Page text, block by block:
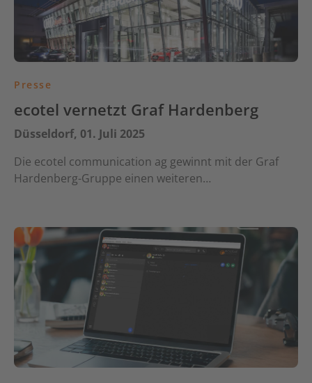
Presse
ecotel vernetzt Graf Hardenberg
Düsseldorf, 01. Juli 2025
Die ecotel communication ag gewinnt mit der Graf
Hardenberg-Gruppe einen weiteren…